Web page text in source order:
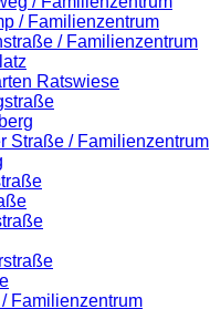
/ Familienzentrum
/ Familienzentrum
Ratswiese
Straße / Familienzentrum
Familienzentrum